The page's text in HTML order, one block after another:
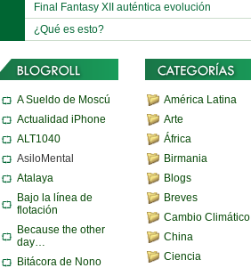
Final Fantasy XII auténtica evolución
¿Qué es esto?
A Sueldo de Moscú
Actualidad iPhone
ALT1040
AsiloMental
Atalaya
Bajo la línea de
flotación
Because the other
day…
Bitácora de Nono
América Latina
Arte
África
Birmania
Blogs
Breves
Cambio Climático
China
Ciencia